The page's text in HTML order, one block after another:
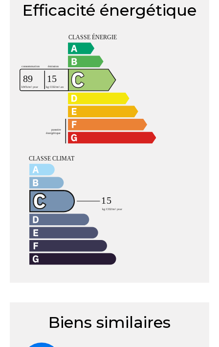
Efficacité énergétique
Biens similaires